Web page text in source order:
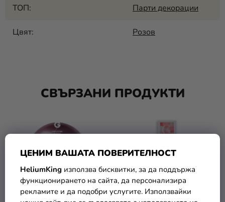
ЦЕНИМ ВАШАТА ПОВЕРИТЕЛНОСТ
HeliumKing използва бисквитки, за да поддържа
функционирането на сайта, да персонализира
рекламите и да подобри услугите. Използвайки
ТОП: Парти декорации
Цвят: Розов
СВЪРЗАНИ ПРОДУКТИ